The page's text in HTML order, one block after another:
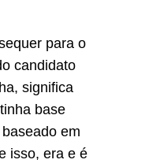
para o
candidato
significa
base
em
isso, era e é